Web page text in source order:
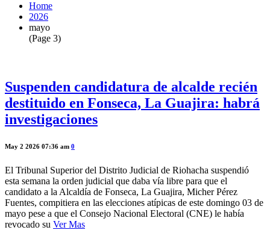
Home
2026
mayo
(Page 3)
Suspenden candidatura de alcalde recién
destituido en Fonseca, La Guajira: habrá
investigaciones
May 2 2026 07:36 am 0
El Tribunal Superior del Distrito Judicial de Riohacha suspendió
esta semana la orden judicial que daba vía libre para que el
candidato a la Alcaldía de Fonseca, La Guajira, Micher Pérez
Fuentes, compitiera en las elecciones atípicas de este domingo 03 de
mayo pese a que el Consejo Nacional Electoral (CNE) le había
revocado su Ver Mas